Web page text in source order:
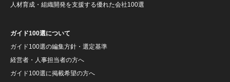
人材育成・組織開発を支援する優れた会社100選
ガイド100選について
ガイド100選の編集方針・選定基準
経営者・人事担当者の方へ
ガイド100選に掲載希望の方へ